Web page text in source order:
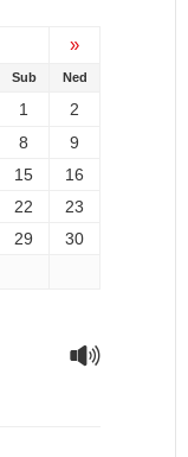
»
Sub Ned
1
2
8
9
15
16
22
23
29
30